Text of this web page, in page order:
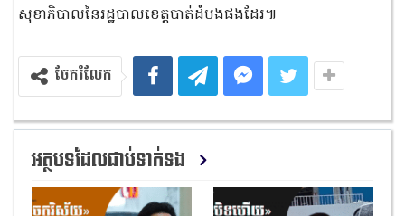
សុខាភិបាលនៃរដ្ឋបាលខេត្តបាត់ដំបងផងដែរ៕
ចែករំលែក
អត្ថបទដែលជាប់ទាក់ទង